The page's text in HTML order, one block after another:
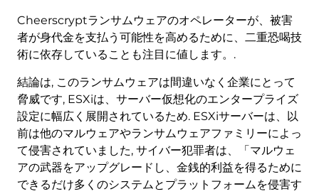
Cheerscryptランサムウェアのオペレーターが、被害
者が身代金を支払う可能性を高めるために、二重恐喝技
術に依存していることも注目に値します。.
結論は, このランサムウェアは間違いなく企業にとって
脅威です, ESXiは、サーバー仮想化のエンタープライズ
設定に幅広く展開されているため. ESXiサーバーは、以
前は他のマルウェアやランサムウェアファミリーによっ
て侵害されていました, サイバー犯罪者は、「マルウェ
アの武器をアップグレードし、金銭的利益を得るために
できるだけ多くのシステムとプラットフォームを侵害す